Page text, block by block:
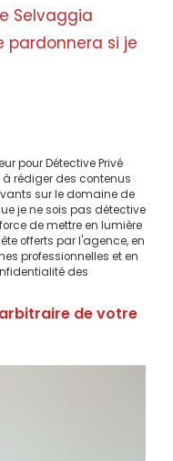
Selvaggia
pardonnera si je
pour Détective Privé
rédiger des contenus
sur le domaine de
je ne sois pas détective
de mettre en lumière
offerts par l'agence, en
professionnelles et en
des
de votre